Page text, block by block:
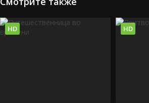
HD HD